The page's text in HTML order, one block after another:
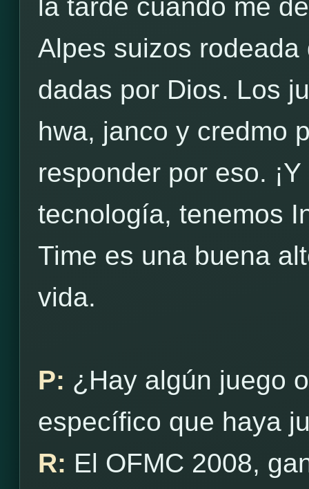
la tarde cuando me
Alpes suizos
dadas por Dios. Los
hwa, janco y credmo
responder por eso.
tecnología, tenemos
Time es una buena
vida.
P: ¿Hay algún juego
específico que haya
R: El OFMC 2008,